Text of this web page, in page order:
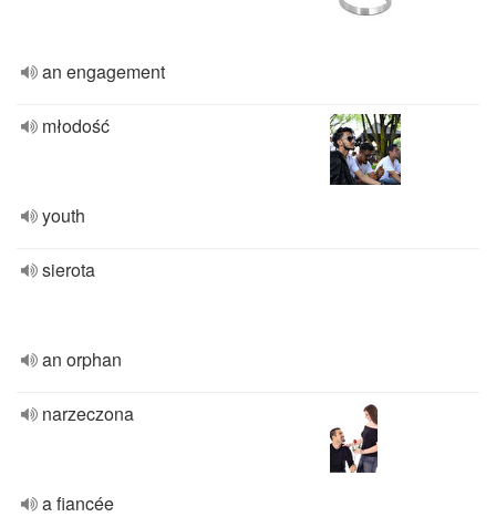
an engagement
młodość
youth
sierota
an orphan
narzeczona
a fiancée